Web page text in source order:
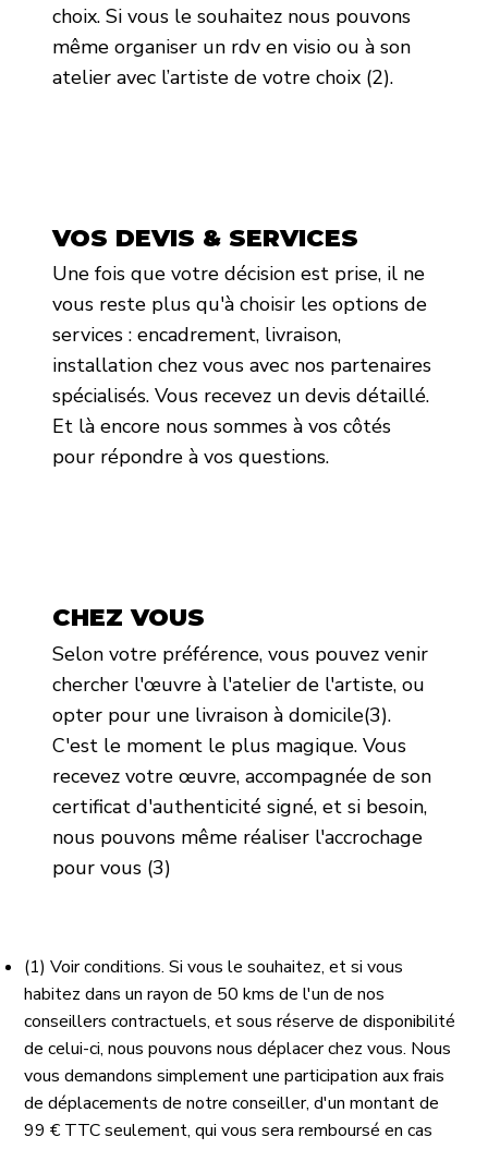
choix. Si vous le souhaitez nous pouvons
même organiser un rdv en visio ou à son
atelier avec l’artiste de votre choix (2).
VOS DEVIS & SERVICES
Une fois que votre décision est prise, il ne
vous reste plus qu'à choisir les options de
services : encadrement, livraison,
installation chez vous avec nos partenaires
spécialisés. Vous recevez un devis détaillé.
Et là encore nous sommes à vos côtés
pour répondre à vos questions.
CHEZ VOUS
Selon votre préférence, vous pouvez venir
chercher l'œuvre à l'atelier de l'artiste, ou
opter pour une livraison à domicile(3).
C'est le moment le plus magique. Vous
recevez votre œuvre, accompagnée de son
certificat d'authenticité signé, et si besoin,
nous pouvons même réaliser l'accrochage
pour vous (3)
(1) Voir conditions. Si vous le souhaitez, et si vous
habitez dans un rayon de 50 kms de l'un de nos
conseillers contractuels, et sous réserve de disponibilité
de celui-ci, nous pouvons nous déplacer chez vous. Nous
vous demandons simplement une participation aux frais
de déplacements de notre conseiller, d'un montant de
99 € TTC seulement, qui vous sera remboursé en cas